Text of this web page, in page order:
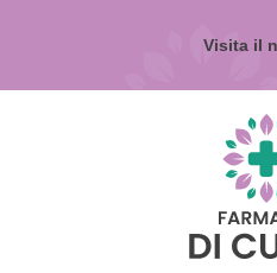
Visita il